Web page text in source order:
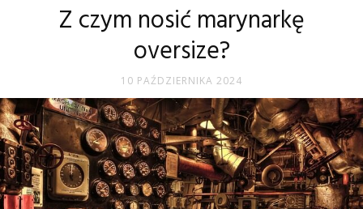
Z czym nosić marynarkę
oversize?
10 PAŹDZIERNIKA 2024